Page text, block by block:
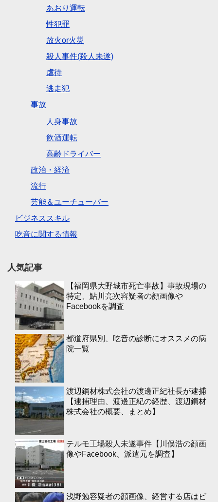
あおり運転
性犯罪
放火or火災
殺人事件(殺人未遂)
虐待
逃走犯
事故
人身事故
飲酒運転
高齢ドライバー
政治・経済
流行
芸能＆ユーチューバー
ビジネススキル
吃音に関する情報
人気記事
【福岡県大野城市死亡事故】事故現場の
特定、鮎川亮次容疑者の顔画像や
Facebookを調査
都道府県別、吃音の診断にオススメの病
院一覧
渡辺鋼材株式会社の渡邊正紀社長が逮捕
【逮捕理由、渡邊正紀の経歴、渡辺鋼材
株式会社の概要、まとめ】
テルモ工場殺人未遂事件【川俣浩の顔画
像やFacebook、派遣元を調査】
浅野勉容疑者の顔画像、経営する店はビ